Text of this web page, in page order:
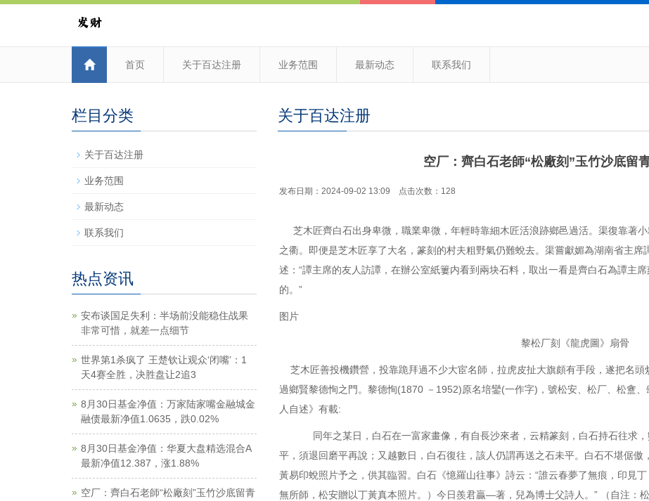
首页 关于百达注册 业务范围 最新动态 联系我们
关于百达注册
空厂：齊白石老師“松廠刻”玉竹沙底留
发布日期：2024-09-02 13:09 点击次数：128
芝木匠齊白石出身卑微，職業卑微，年輕時靠細木匠活浪跡鄉邑過活。渠復靠著
之衢。即便是芝木匠享了大名，篆刻的村夫粗野氣仍難蛻去。渠嘗獻媚為湖南省主
述：“譚主席的友人訪譚，在辦公室紙簍内看到兩块石料，取出一看是齊白石為譚主
的。”
图片
黎松厂刻《龍虎圖》扇骨
芝木匠善投機鑽營，投靠跪拜過不少大宦名師，拉虎皮扯大旗頗有手段，遂把名
過鄉賢黎德恂之門。黎德恂(1870 －1952)原名培鑾(一作字)，號松安、松厂、松盦
人自述》有載:
同年之某日，白石在一富家畫像，有自長沙來者，云精篆刻，白石持石往求，
平，須退回磨平再說；又越數日，白石復往，該人仍謂再送之石未平。白石不堪倨傲
黃易印蛻照片予之，供其臨習。白石《憶羅山往事》詩云：“誰云春夢了無痕，印見
無所師，松安贈以丁黃真本照片。）今日羨君贏—著，兒為博士父詩人。” （自注：
栏目分类
关于百达注册
业务范围
最新动态
联系我们
热点资讯
安布谈国足失利：半场前没能稳住战果
非常可惜，就差一点细节
世界第1杀疯了 王楚钦让观众‘闭嘴’：1
天4赛全胜，决胜盘让2追3
8月30日基金净值：万家陆家嘴金融城金
融债最新净值1.0635，跌0.02%
8月30日基金净值：华夏大盘精选混合A
最新净值12.387，涨1.88%
空厂：齊白石老師“松廠刻”玉竹沙底留青